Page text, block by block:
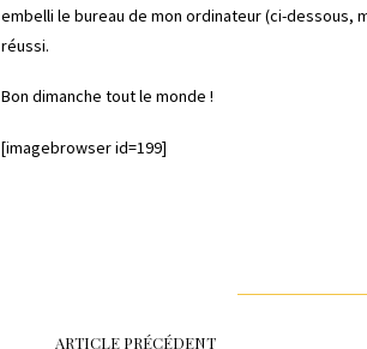
embelli le bureau de mon ordinateur (ci-
réussi.
Bon dimanche tout le monde !
[imagebrowser id=199]
ARTICLE PRÉCÉDENT